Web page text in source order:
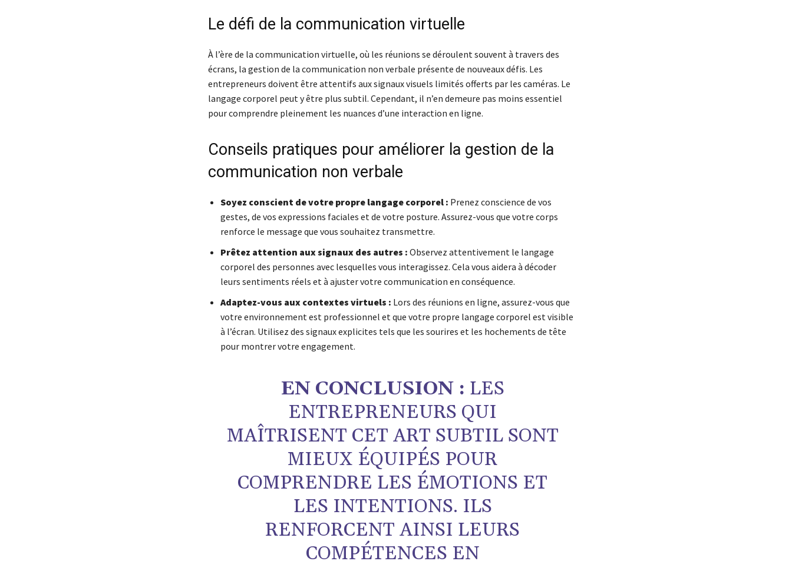
Le défi de la communication virtuelle
À l’ère de la communication virtuelle, où les réunions se déroulent souvent à travers des
écrans, la gestion de la communication non verbale présente de nouveaux défis. Les
entrepreneurs doivent être attentifs aux signaux visuels limités offerts par les caméras. Le
langage corporel peut y être plus subtil. Cependant, il n’en demeure pas moins essentiel
pour comprendre pleinement les nuances d’une interaction en ligne.
Conseils pratiques pour améliorer la gestion de la
communication non verbale
Soyez conscient de votre propre langage corporel : Prenez conscience de vos
gestes, de vos expressions faciales et de votre posture. Assurez-vous que votre corps
renforce le message que vous souhaitez transmettre.
Prêtez attention aux signaux des autres : Observez attentivement le langage
corporel des personnes avec lesquelles vous interagissez. Cela vous aidera à décoder
leurs sentiments réels et à ajuster votre communication en conséquence.
Adaptez-vous aux contextes virtuels : Lors des réunions en ligne, assurez-vous que
votre environnement est professionnel et que votre propre langage corporel est visible
à l’écran. Utilisez des signaux explicites tels que les sourires et les hochements de tête
pour montrer votre engagement.
EN CONCLUSION : LES
ENTREPRENEURS QUI
MAÎTRISENT CET ART SUBTIL SONT
MIEUX ÉQUIPÉS POUR
COMPRENDRE LES ÉMOTIONS ET
LES INTENTIONS. ILS
RENFORCENT AINSI LEURS
COMPÉTENCES EN